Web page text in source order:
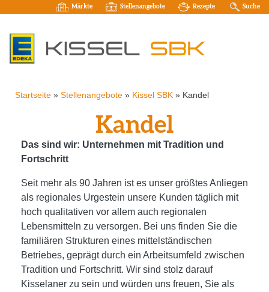
Märkte Stellenangebote Rezepte Suche
Startseite » Stellenangebote » Kissel SBK » Kandel
Kandel
Das sind wir: Unternehmen mit Tradition und
Fortschritt
Seit mehr als 90 Jahren ist es unser größtes Anliegen
als regionales Urgestein unsere Kunden täglich mit
hoch qualitativen vor allem auch regionalen
Lebensmitteln zu versorgen. Bei uns finden Sie die
familiären Strukturen eines mittelständischen
Betriebes, geprägt durch ein Arbeitsumfeld zwischen
Tradition und Fortschritt. Wir sind stolz darauf
Kisselaner zu sein und würden uns freuen, Sie als